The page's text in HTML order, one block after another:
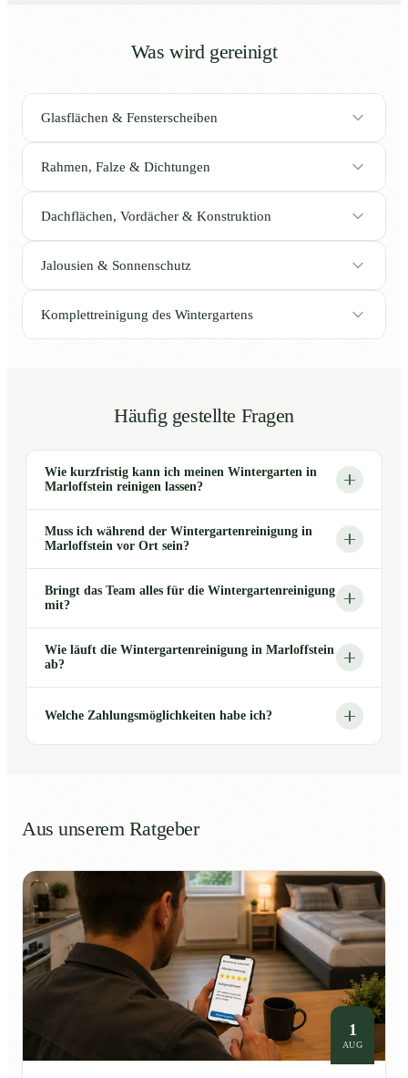
Was wird gereinigt
Glasflächen & Fensterscheiben
Rahmen, Falze & Dichtungen
Dachflächen, Vordächer & Konstruktion
Jalousien & Sonnenschutz
Komplettreinigung des Wintergartens
Häufig gestellte Fragen
Wie kurzfristig kann ich meinen Wintergarten in
Marloffstein reinigen lassen?
Muss ich während der Wintergartenreinigung in
Marloffstein vor Ort sein?
Bringt das Team alles für die Wintergartenreinigung
mit?
Wie läuft die Wintergartenreinigung in Marloffstein
ab?
Welche Zahlungsmöglichkeiten habe ich?
Aus unserem Ratgeber
1
AUG